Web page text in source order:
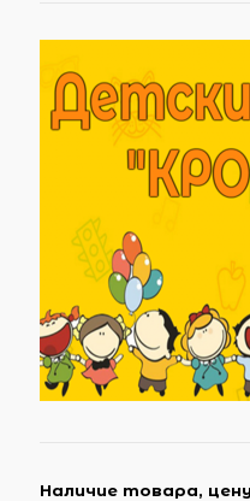
Наличие товара,